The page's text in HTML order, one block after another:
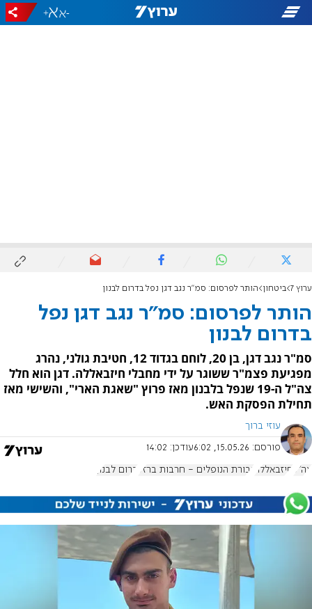
-
+
ערוץ 7 ביטחון הותר לפרסום: סמ"ר נגב דגן נפל בדרום לבנון
הותר לפרסום: סמ"ר נגב דגן נפל
בדרום לבנון
סמ"ר נגב דגן, בן 20, לוחם בגדוד 12, חטיבת גולני, נהרג
מפגיעת פצמ"ר ששוגר על ידי מחבלי חיזבאללה. דגן הוא חלל
צה"ל ה-19 שנפל בלבנון מאז פרוץ "שאגת הארי", והשישי מאז
תחילת הפסקת האש.
עוזי ברוך
פורסם: 15.05.26, 6:02 עודכן: 14:02
צה"ל חיזבאללה גבורת הנופלים - חרבות ברזל דרום לבנון